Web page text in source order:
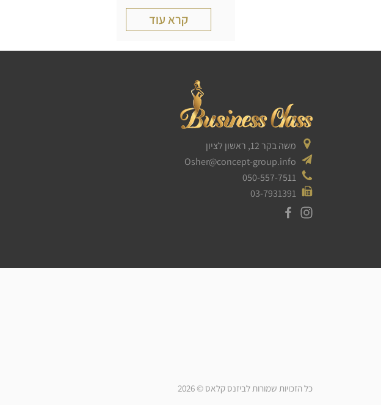
קרא עוד
משה בקר 12, ראשון לציון
Osher@concept-group.info
050-557-7511
03-7931391
כל הזכויות שמורות לביזנס קלאס © 2026